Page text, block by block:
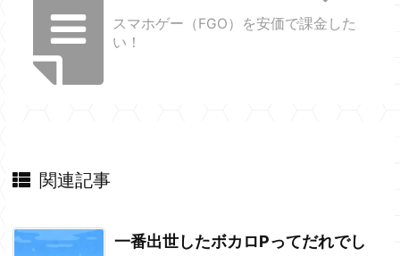
スマホゲー（FGO）を安価で課金した
い！
関連記事
一番出世したボカロPってだれでし